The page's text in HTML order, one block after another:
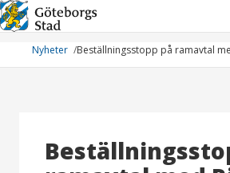
Hoppa
till
innehållNyheter Beställningsstopp på ramavtal